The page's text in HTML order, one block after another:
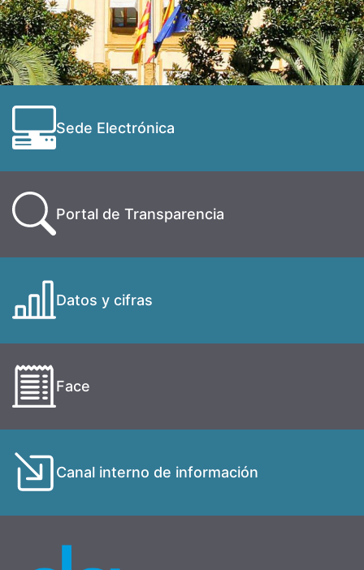
Sede Electrónica
Portal de Transparencia
Datos y cifras
Face
Canal interno de información